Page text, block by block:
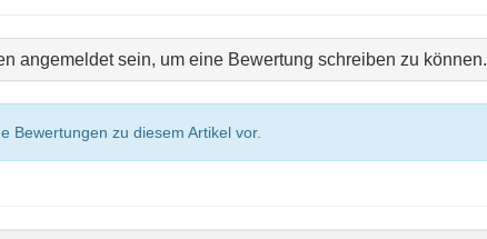
angemeldet sein, um eine Bewertung schreiben zu können.
Bewertungen zu diesem Artikel vor.